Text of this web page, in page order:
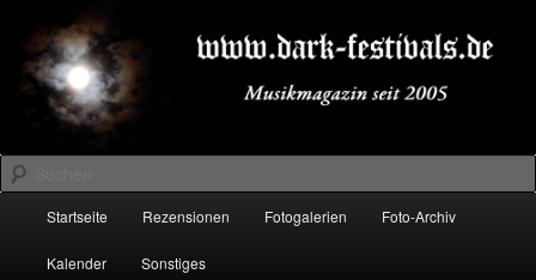
primären
Inhalt
springen
sekundären
Inhalt
springenDARK-FESTIVALS.DE
Suchen
Startseite Rezensionen Fotogalerien Foto-Archiv
Kalender Sonstiges